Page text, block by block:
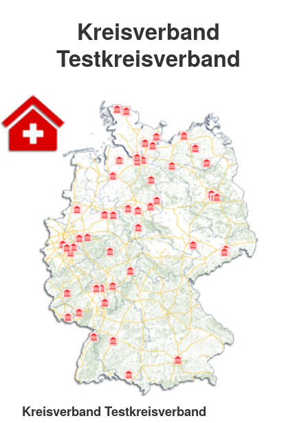
Kreisverband
Testkreisverband
Kreisverband Testkreisverband